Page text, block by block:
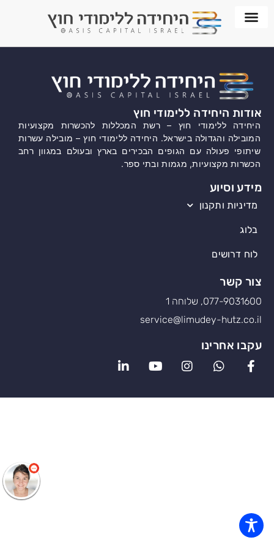
אודות היחידה ללימודי חוץ
היחידה ללימודי חוץ – רשת המכללות להכשרות מקצועיות
המובילה והגדולה בישראל. היחידה ללימודי חוץ – מובילה עשרות
שיתופי פעולה עם הגופים הבכירים בארץ ובעולם במגוון רחב
הכשרות מקצועיות, מגמות ובתי ספר.
מידע וסיוע
מדיניות ותקנון
בלוג
לוח דרושים
צור קשר
077-9031600, שלוחה 1
service@limudey-hutz.co.il
עקבו אחרינו